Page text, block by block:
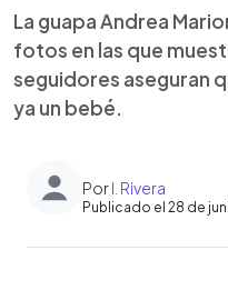
La guapa Andrea
fotos en las que
seguidores aseguran
ya un bebé.
PorI. Rivera
Publicado el 28 de